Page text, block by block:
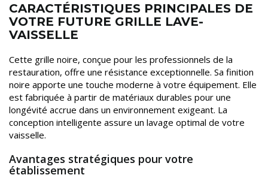
CARACTÉRISTIQUES PRINCIPALES DE
VOTRE FUTURE GRILLE LAVE-
VAISSELLE
Cette grille noire, conçue pour les professionnels de la
restauration, offre une résistance exceptionnelle. Sa finition
noire apporte une touche moderne à votre équipement. Elle
est fabriquée à partir de matériaux durables pour une
longévité accrue dans un environnement exigeant. La
conception intelligente assure un lavage optimal de votre
vaisselle.
Avantages stratégiques pour votre
établissement